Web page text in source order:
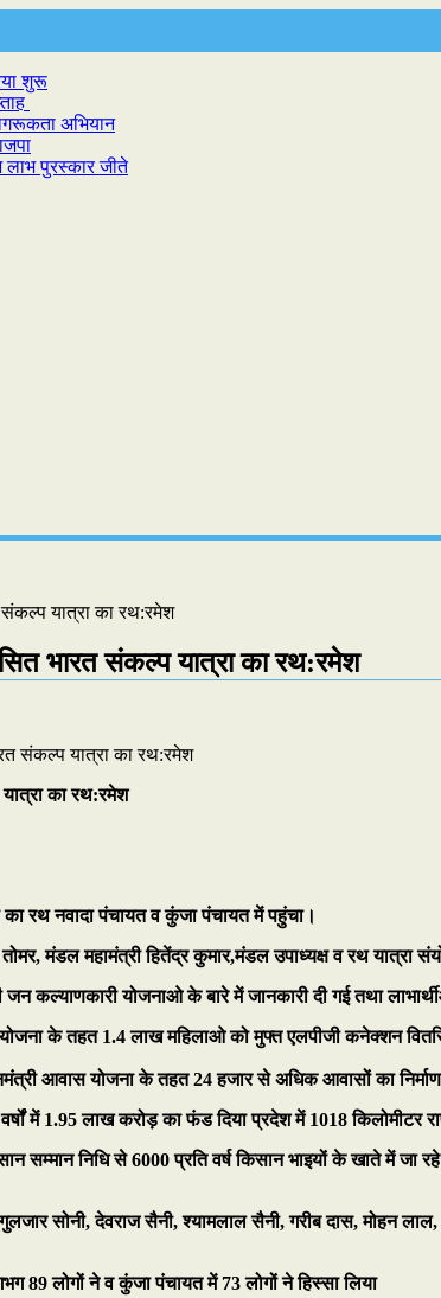
शुरू
अभियान
लाभ पुरस्कार जीते
यात्रा का रथ:रमेश
भारत संकल्प यात्रा का रथ:रमेश
का रथ:रमेश
का रथ नवादा पंचायत व कुंजा पंचायत में पहुंचा।
मंडल महामंत्री हितेंद्र कुमार,मंडल उपाध्यक्ष व रथ यात्रा
जन कल्याणकारी योजनाओ के बारे में जानकारी दी गई तथा
योजना के तहत 1.4 लाख महिलाओ को मुफ्त एलपीजी कनेक्शन
आवास योजना के तहत 24 हजार से अधिक आवासों का
में 1.95 लाख करोड़ का फंड दिया प्रदेश में 1018 किलोमीटर
सम्मान निधि से 6000 प्रति वर्ष किसान भाइयों के खाते में
सोनी, देवराज सैनी, श्यामलाल सैनी, गरीब दास, मोहन
89 लोगों ने व कुंजा पंचायत में 73 लोगों ने हिस्सा लिया